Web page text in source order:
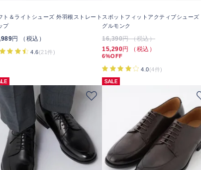
ト＆ライトシューズ 外羽根ストレート
プ
円 （税込）
4.6(21件)
スポットフィットアクティブシューズ
グルモンク
16,390円 （税込）
15,290円 （税込）
6%OFF
4.0(4件)